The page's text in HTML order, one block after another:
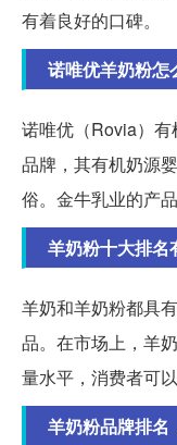
有着良好的口碑。
诺唯优羊奶粉怎
诺唯优（Rovia）
品牌，其有机奶源
俗。金牛乳业的产
羊奶粉十大排名
羊奶和羊奶粉都具
品。在市场上，羊
量水平，消费者可
羊奶粉品牌排名